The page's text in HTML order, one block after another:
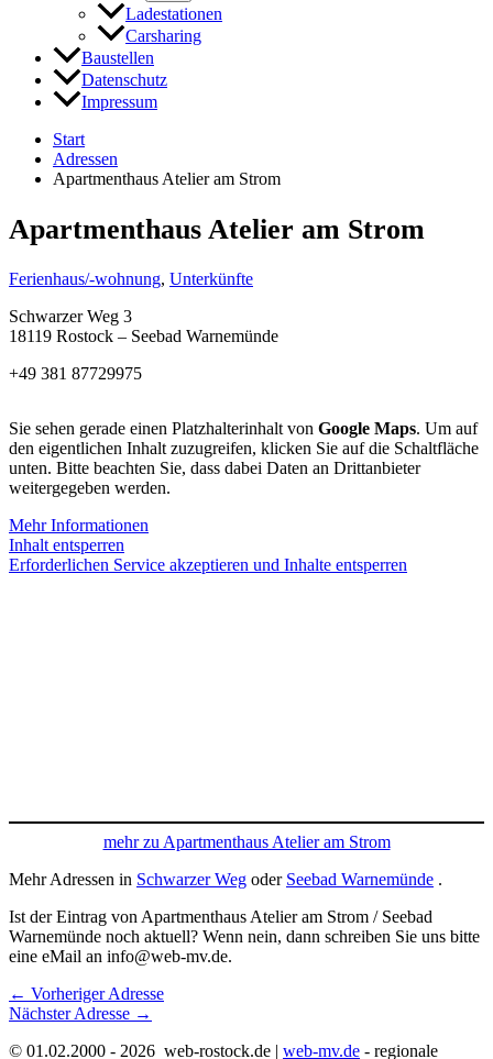
Ladestationen
Carsharing
Baustellen
Datenschutz
Impressum
Start
Adressen
Apartmenthaus Atelier am Strom
Apartmenthaus Atelier am Strom
Ferienhaus/-wohnung, Unterkünfte
Schwarzer Weg 3
18119 Rostock – Seebad Warnemünde
+49 381 87729975
Sie sehen gerade einen Platzhalterinhalt von Google Maps. Um auf
den eigentlichen Inhalt zuzugreifen, klicken Sie auf die Schaltfläche
unten. Bitte beachten Sie, dass dabei Daten an Drittanbieter
weitergegeben werden.
Mehr Informationen
Inhalt entsperren
Erforderlichen Service akzeptieren und Inhalte entsperren
mehr zu Apartmenthaus Atelier am Strom
Mehr Adressen in Schwarzer Weg oder Seebad Warnemünde .
Ist der Eintrag von Apartmenthaus Atelier am Strom / Seebad
Warnemünde noch aktuell? Wenn nein, dann schreiben Sie uns bitte
eine eMail an info@web-mv.de.
← Vorheriger Adresse
Nächster Adresse →
© 01.02.2000 - 2026 web-rostock.de | web-mv.de - regionale